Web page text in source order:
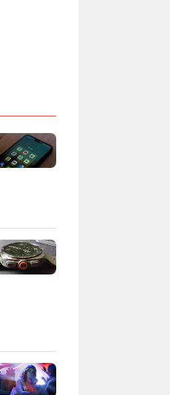
Googlu potichu vybíjí baterii
hodinky. Nová generace
konci srpna se tam objeví